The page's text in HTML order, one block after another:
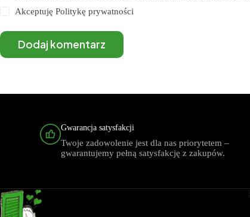
AkceptujęPolitykę prywatności
Dodaj komentarz
Gwarancja satysfakcji
Twoje zadowolenie jest dla nas priorytetem –
gwarantujemy pełną satysfakcję z zakupów.